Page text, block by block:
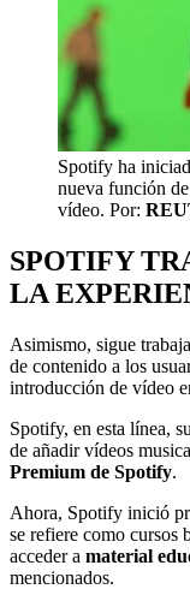
Spotify ha
nueva función
vídeo. Por:
SPOTIFY
LA
Asimismo, sigue
de contenido a los
introducción de vídeo
Spotify, en esta línea,
de añadir vídeos
Premium de Spotify.
Ahora, Spotify inició
se refiere como cursos
acceder a material
mencionados.